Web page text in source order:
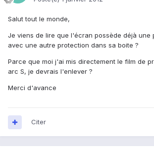
Salut tout le monde,
Je viens de lire que l'écran possède déjà une
avec une autre protection dans sa boite ?
Parce que moi j'ai mis directement le film de
arc S, je devrais l'enlever ?
Merci d'avance
Citer